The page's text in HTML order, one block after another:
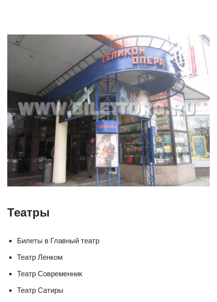
Театры
Билеты в Главный театр
Театр Ленком
Театр Современник
Театр Сатиры